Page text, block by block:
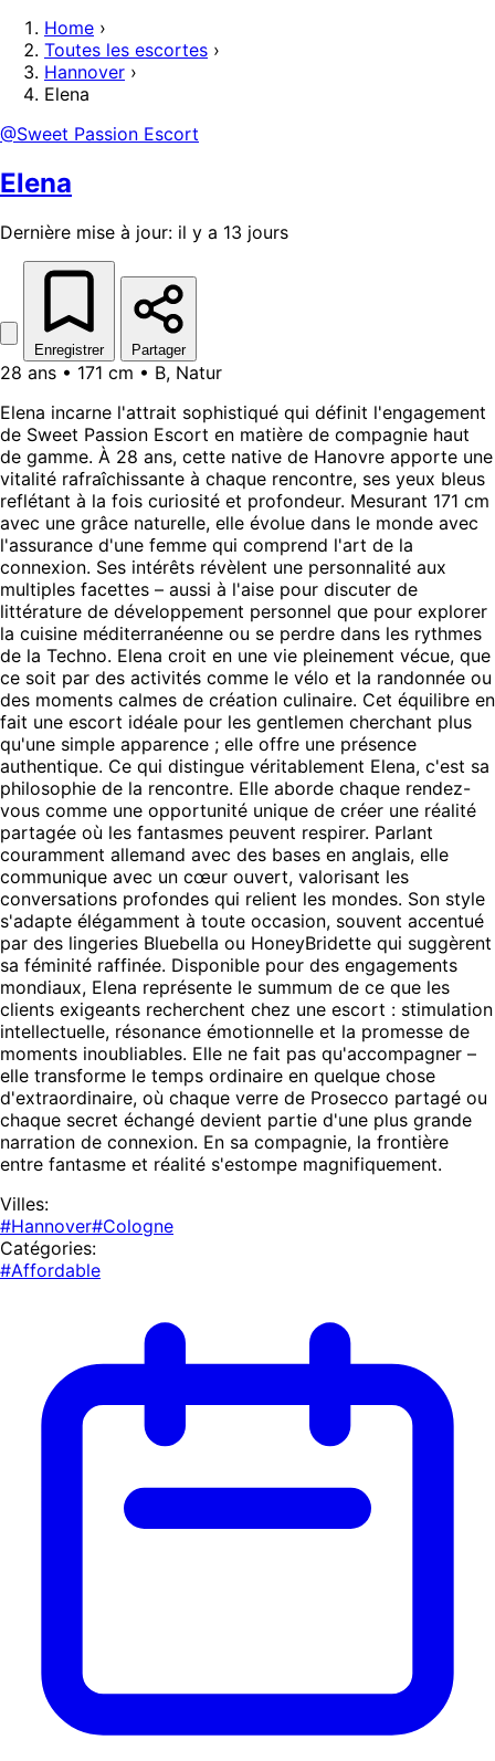
Home ›
Toutes les escortes ›
Hannover ›
Elena
@Sweet Passion Escort
Elena
Dernière mise à jour: il y a 13 jours
Enregistrer Partager
28 ans • 171 cm • B, Natur
Elena incarne l'attrait sophistiqué qui définit l'engagement
de Sweet Passion Escort en matière de compagnie haut
de gamme. À 28 ans, cette native de Hanovre apporte une
vitalité rafraîchissante à chaque rencontre, ses yeux bleus
reflétant à la fois curiosité et profondeur. Mesurant 171 cm
avec une grâce naturelle, elle évolue dans le monde avec
l'assurance d'une femme qui comprend l'art de la
connexion. Ses intérêts révèlent une personnalité aux
multiples facettes – aussi à l'aise pour discuter de
littérature de développement personnel que pour explorer
la cuisine méditerranéenne ou se perdre dans les rythmes
de la Techno. Elena croit en une vie pleinement vécue, que
ce soit par des activités comme le vélo et la randonnée ou
des moments calmes de création culinaire. Cet équilibre en
fait une escort idéale pour les gentlemen cherchant plus
qu'une simple apparence ; elle offre une présence
authentique. Ce qui distingue véritablement Elena, c'est sa
philosophie de la rencontre. Elle aborde chaque rendez-
vous comme une opportunité unique de créer une réalité
partagée où les fantasmes peuvent respirer. Parlant
couramment allemand avec des bases en anglais, elle
communique avec un cœur ouvert, valorisant les
conversations profondes qui relient les mondes. Son style
s'adapte élégamment à toute occasion, souvent accentué
par des lingeries Bluebella ou HoneyBridette qui suggèrent
sa féminité raffinée. Disponible pour des engagements
mondiaux, Elena représente le summum de ce que les
clients exigeants recherchent chez une escort : stimulation
intellectuelle, résonance émotionnelle et la promesse de
moments inoubliables. Elle ne fait pas qu'accompagner –
elle transforme le temps ordinaire en quelque chose
d'extraordinaire, où chaque verre de Prosecco partagé ou
chaque secret échangé devient partie d'une plus grande
narration de connexion. En sa compagnie, la frontière
entre fantasme et réalité s'estompe magnifiquement.
Villes:
#Hannover#Cologne
Catégories:
#Affordable